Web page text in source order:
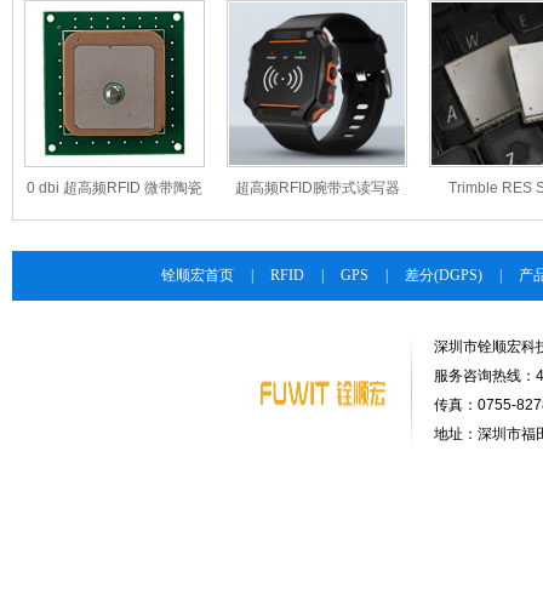
0 dbi 超高频RFID 微带陶瓷
超高频RFID腕带式读写器
Trimble RES
铨顺宏首页 RFID GPS 差分(DGPS) 产
深圳市铨顺宏科
服务咨询热线
传真：0755-
地址：深圳市福